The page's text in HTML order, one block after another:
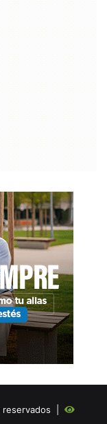
reservados |